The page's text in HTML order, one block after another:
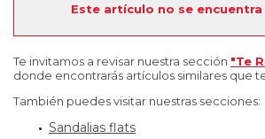
Este artículo no se
Te invitamos a revisar nuestra sección "Te
donde encontrarás artículos similares que
También puedes visitar nuestras secciones:
Sandalias flats